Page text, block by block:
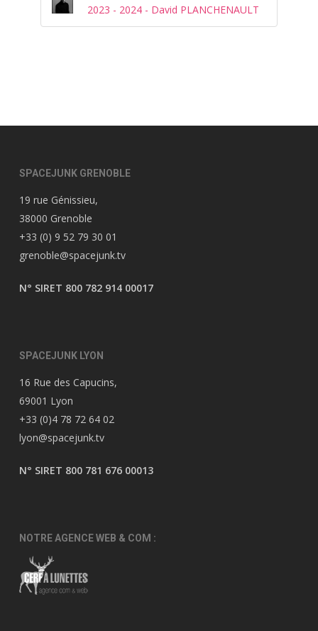
2023 - 2024 - David PLANCHENAULT
SPACEJUNK GRENOBLE
19 rue Génissieu,
38000 Grenoble
+33 (0) 9 52 79 30 01
grenoble@spacejunk.tv
N° SIRET 800 782 914 00017
SPACEJUNK LYON
16 Rue des Capucins,
69001 Lyon
+33 (0)4 78 72 64 02
lyon@spacejunk.tv
N° SIRET 800 781 676 00013
NOTRE AGENCE WEB & COM :